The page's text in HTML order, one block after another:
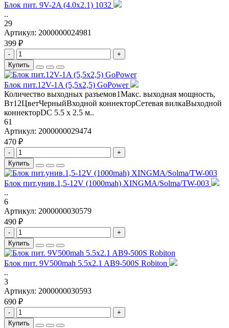
Блок пит. 9V-2A (4.0x2.1) 1032
..
29
Артикул: 2000000024981
399 ₽
-
+
Купить
Блок пит.12V-1A (5,5х2,5) GoPower
Количество выходных разъемов1Макс. выходная мощность,
Вт12ЦветЧерныйВходной коннекторСетевая вилкаВыходной
коннекторDC 5.5 x 2.5 м..
61
Артикул: 2000000029474
470 ₽
-
+
Купить
Блок пит.унив.1,5-12V (1000mah) XINGMA/Solma/TW-003
..
6
Артикул: 2000000030579
490 ₽
-
+
Купить
Блок пит. 9V500mah 5.5x2.1 AB9-500S Robiton
..
3
Артикул: 2000000030593
690 ₽
-
+
Купить